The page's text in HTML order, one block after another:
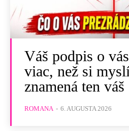
Váš podpis o
viac, než si
znamená ten váš
ROMANA - 6. AUGUSTA 2026